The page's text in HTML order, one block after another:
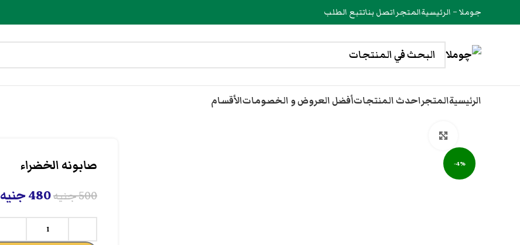
جوملا – الرئيسيةالمتجراتصل بناتتبع الطلب
الرئيسيةالمتجراحدث المنتجاتأفضل العروض و الخصوماتالأقسام
-4% صابونه الخضراء
500جنيه480جنيه